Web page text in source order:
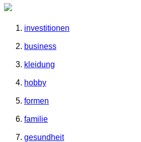
investitionen
business
kleidung
hobby
formen
familie
gesundheit